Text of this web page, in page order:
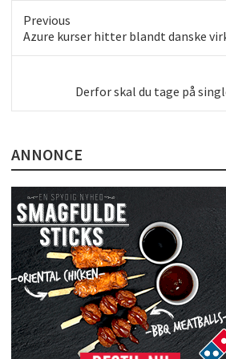
Previous
Previous
post:
Azure kurser hitter blandt danske
post:
Derfor skal du tage på
ANNONCE